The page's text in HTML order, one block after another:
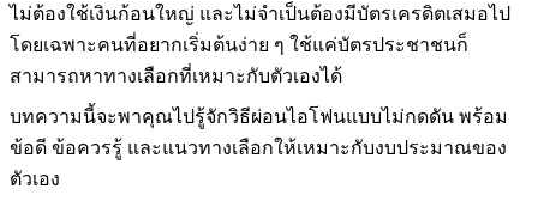
ไม่ต้องใช้เงินก้อนใหญ่ และไม่จำเป็นต้องมีบัตรเครดิตเสมอไป
โดยเฉพาะคนที่อยากเริ่มต้นง่าย ๆ ใช้แค่บัตรประชาชนก็
สามารถหาทางเลือกที่เหมาะกับตัวเองได้
บทความนี้จะพาคุณไปรู้จักวิธีผ่อนไอโฟนแบบไม่กดดัน พร้อม
ข้อดี ข้อควรรู้ และแนวทางเลือกให้เหมาะกับงบประมาณของ
ตัวเอง